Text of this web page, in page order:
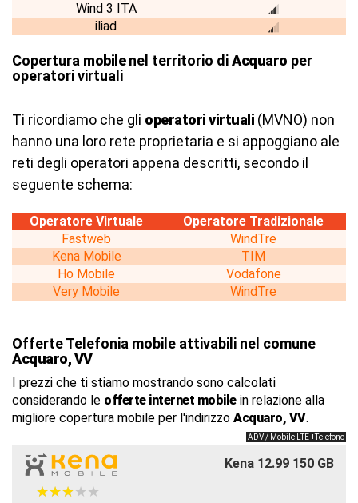
Wind 3 ITA
iliad
Copertura mobilenel territorio diAcquaro per
operatori virtuali
Ti ricordiamo che gli operatori virtuali (MVNO) non
hanno una loro rete proprietaria e si appoggiano ale
reti degli operatori appena descritti, secondo il
seguente schema:
Operatore Virtuale
Operatore Tradizionale
Fastweb
WindTre
Kena Mobile
TIM
Ho Mobile
Vodafone
Very Mobile
WindTre
Offerte Telefonia mobile attivabili nel comune
Acquaro, VV
I prezzi che ti stiamo mostrando sono calcolati
considerando le offerte internet mobilein relazione alla
migliore copertura mobile per l'indirizzo Acquaro, VV.
ADV / Mobile LTE +Telefono
Kena 12.99 150 GB
★★★★★
★★★★★